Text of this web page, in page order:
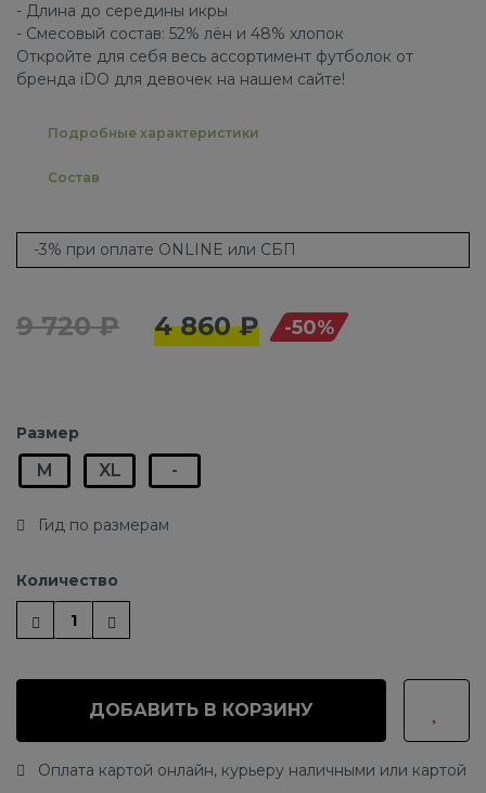
- Длина до середины икры
- Смесовый состав: 52% лён и 48% хлопок
Откройте для себя весь ассортимент футболок от
бренда iDO для девочек на нашем сайте!
Подробные характеристики
Состав
-3% при оплате ONLINE или СБП
9 720 ₽ 4 860 ₽ -50%
Размер
M XL -
Гид по размерам
Количество
ДОБАВИТЬ В КОРЗИНУ
Оплата картой онлайн, курьеру наличными или картой